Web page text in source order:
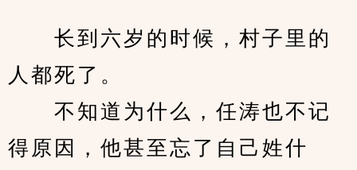
长到六岁的时候，村子里的
人都死了。
不知道为什么，任涛也不记
得原因，他甚至忘了自己姓什